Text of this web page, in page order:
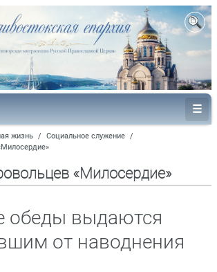
жизнь / Социальное служение /
«Милосердие»
обеды выдаются
от наводнения